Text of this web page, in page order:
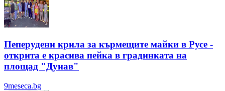
Пеперудени крила за кърмещите майки в Русе -
открита е красива пейка в градинката на
площад "Дунав"
9meseca.bg